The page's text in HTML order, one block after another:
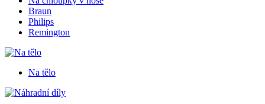
Braun
Philips
Remington
Na tělo